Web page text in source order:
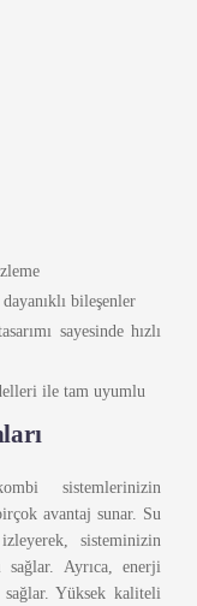
bileşenler
sayesinde hızlı
ile tam uyumlu
sistemlerinizin
avantaj sunar. Su
izleyerek, sisteminizin
sağlar. Ayrıca, enerji
Yüksek kaliteli